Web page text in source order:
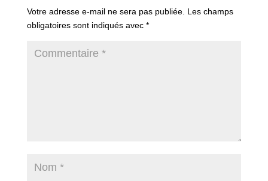
Votre adresse e-mail ne sera pas publiée. Les champs
obligatoires sont indiqués avec *